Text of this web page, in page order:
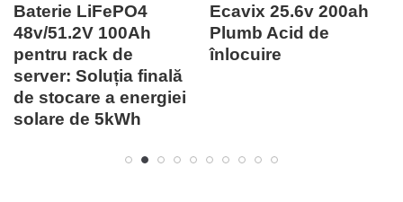
Ecavix 25.6v 200ah
Plumb Acid de
înlocuire
Ecavix 25.6v 100ah
plumb acid de
înlocuire